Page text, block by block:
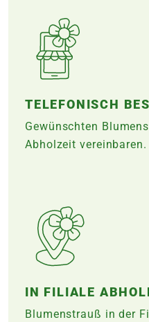
TELEFONISCH
Gewünschten
Abholzeit vereinbaren.
IN FILIALE
Blumenstrauß in der